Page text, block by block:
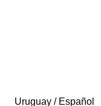
Uruguay / Español